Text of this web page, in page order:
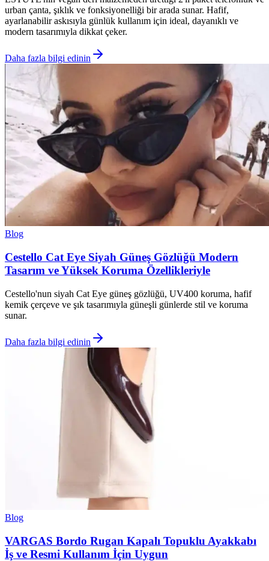
urban çanta, şıklık ve fonksiyonelliği bir arada sunar. Hafif,
ayarlanabilir askısıyla günlük kullanım için ideal, dayanıklı ve
modern tasarımıyla dikkat çeker.
Daha fazla bilgi edinin
Blog
Cestello Cat Eye Siyah Güneş Gözlüğü Modern
Tasarım ve Yüksek Koruma Özellikleriyle
Cestello'nun siyah Cat Eye güneş gözlüğü, UV400 koruma, hafif
kemik çerçeve ve şık tasarımıyla güneşli günlerde stil ve koruma
sunar.
Daha fazla bilgi edinin
Blog
VARGAS Bordo Rugan Kapalı Topuklu Ayakkabı
İş ve Resmi Kullanım İçin Uygun